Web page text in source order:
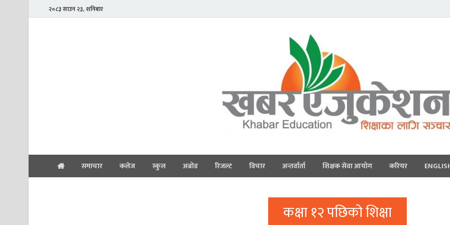
२०८३ साउन २३, शनिबार
समाचार कलेज स्कुल अब्रोड रिजल्ट विचार अन्तर्वार्ता शिक्षक सेवा आयोग करियर
कक्षा १२ पछिको शिक्षा